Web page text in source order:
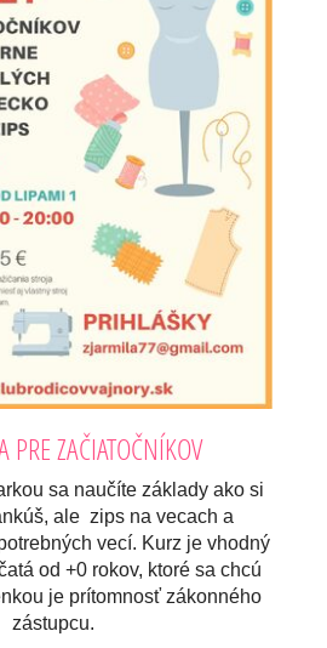
PRE ZAČIATOČNÍKOV
sa naučíte základy ako si
ale zips na vecach a
vecí. Kurz je vhodný
od +0 rokov, ktoré sa chcú
je prítomnosť zákonného
zástupcu.